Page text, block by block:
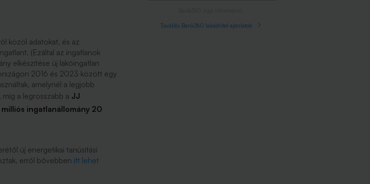
közöl adatokat, és az
(Ezáltal az ingatlanok
elkészítése új lakóingatlan
2016 és 2023 között egy
amelynél a legjobb
a legrosszabb a JJ
ingatlanállomány 20
új energetikai tanúsítási
erről bővebben itt lehet
További Bank360 lakáshitel ajánlatok